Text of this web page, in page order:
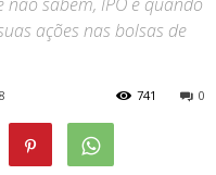
ações nas bolsas de
0
741